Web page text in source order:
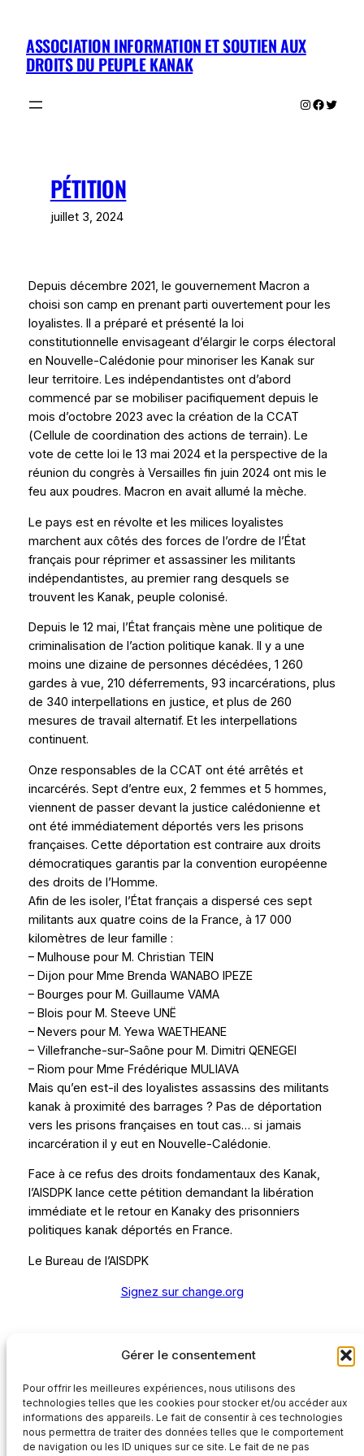
Gérer le consentement
Pour offrir les meilleures expériences, nous utilisons des
technologies telles que les cookies pour stocker et/ou accéder aux
informations des appareils. Le fait de consentir à ces technologies
nous permettra de traiter des données telles que le comportement
de navigation ou les ID uniques sur ce site. Le fait de ne pas
contenu
ASSOCIATION INFORMATION ET SOUTIEN AUX
DROITS DU PEUPLE KANAK
Instagram
Twitter
PÉTITION
juillet 3, 2024
Depuis décembre 2021, le gouvernement Macron a
choisi son camp en prenant parti ouvertement pour les
loyalistes. Il a préparé et présenté la loi
constitutionnelle envisageant d’élargir le corps électoral
en Nouvelle-Calédonie pour minoriser les Kanak sur
leur territoire. Les indépendantistes ont d’abord
commencé par se mobiliser pacifiquement depuis le
mois d’octobre 2023 avec la création de la CCAT
(Cellule de coordination des actions de terrain). Le
vote de cette loi le 13 mai 2024 et la perspective de la
réunion du congrès à Versailles fin juin 2024 ont mis le
feu aux poudres. Macron en avait allumé la mèche.
Le pays est en révolte et les milices loyalistes
marchent aux côtés des forces de l’ordre de l’État
français pour réprimer et assassiner les militants
indépendantistes, au premier rang desquels se
trouvent les Kanak, peuple colonisé.
Depuis le 12 mai, l’État français mène une politique de
criminalisation de l’action politique kanak. Il y a une
moins une dizaine de personnes décédées, 1 260
gardes à vue, 210 déferrements, 93 incarcérations, plus
de 340 interpellations en justice, et plus de 260
mesures de travail alternatif. Et les interpellations
continuent.
Onze responsables de la CCAT ont été arrêtés et
incarcérés. Sept d’entre eux, 2 femmes et 5 hommes,
viennent de passer devant la justice calédonienne et
ont été immédiatement déportés vers les prisons
françaises. Cette déportation est contraire aux droits
démocratiques garantis par la convention européenne
des droits de l’Homme.
Afin de les isoler, l’État français a dispersé ces sept
militants aux quatre coins de la France, à 17 000
kilomètres de leur famille :
– Mulhouse pour M. Christian TEIN
– Dijon pour Mme Brenda WANABO IPEZE
– Bourges pour M. Guillaume VAMA
– Blois pour M. Steeve UNË
– Nevers pour M. Yewa WAETHEANE
– Villefranche-sur-Saône pour M. Dimitri QENEGEI
– Riom pour Mme Frédérique MULIAVA
Mais qu’en est-il des loyalistes assassins des militants
kanak à proximité des barrages ? Pas de déportation
vers les prisons françaises en tout cas… si jamais
incarcération il y eut en Nouvelle-Calédonie.
Face à ce refus des droits fondamentaux des Kanak,
l’AISDPK lance cette pétition demandant la libération
immédiate et le retour en Kanaky des prisonniers
politiques kanak déportés en France.
Le Bureau de l’AISDPK
Signez sur change.org